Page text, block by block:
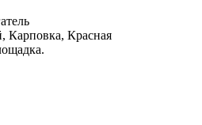
Красная